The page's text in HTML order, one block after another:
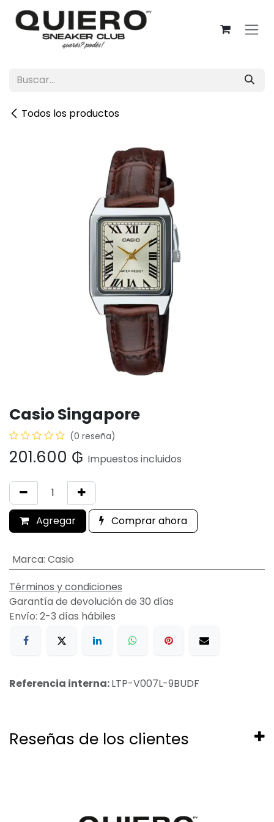
Ir al contenido
Todos los productos
Casio Singapore
(0 reseña)
201.600 ₲ Impuestos incluidos
Agregar Comprar ahora
Marca: Casio
Términos y condiciones
Garantía de devolución de 30 días
Envío: 2-3 días hábiles
Referencia interna:LTP-V007L-9BUDF
Reseñas de los clientes